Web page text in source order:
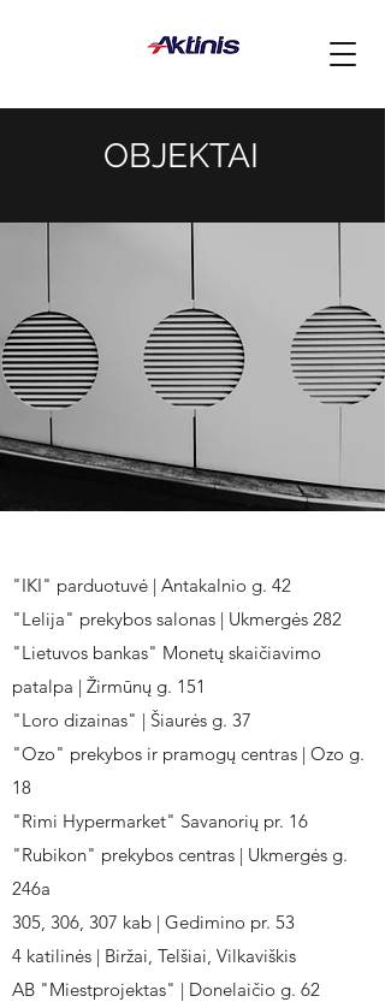
OBJEKTAI
"IKI" parduotuvė | Antakalnio g. 42
"Lelija" prekybos salonas | Ukmergės 282
"Lietuvos bankas" Monetų skaičiavimo
patalpa | Žirmūnų g. 151
"Loro dizainas" | Šiaurės g. 37
"Ozo" prekybos ir pramogų centras | Ozo g.
18
"Rimi Hypermarket" Savanorių pr. 16
"Rubikon" prekybos centras | Ukmergės g.
246a
305, 306, 307 kab | Gedimino pr. 53
4 katilinės | Biržai, Telšiai, Vilkaviškis
AB "Miestprojektas" | Donelaičio g. 62